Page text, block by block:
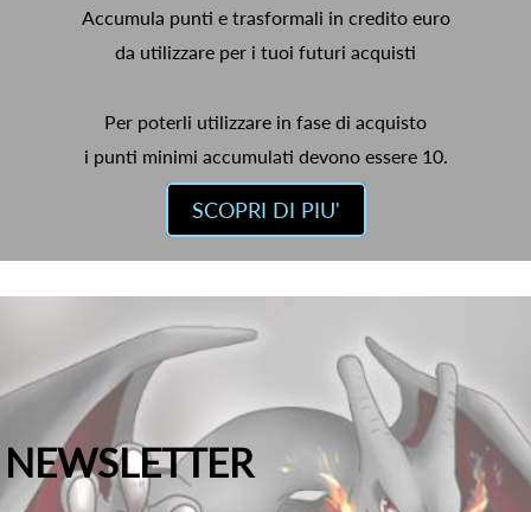
Accumula punti e trasformali in credito euro
da utilizzare per i tuoi futuri acquisti
Per poterli utilizzare in fase di acquisto
i punti minimi accumulati devono essere 10.
SCOPRI DI PIU'
NEWSLETTER